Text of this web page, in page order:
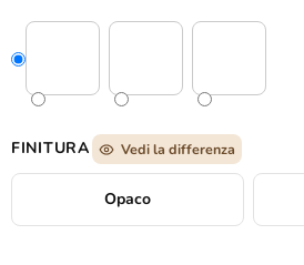
FINITURA Vedi la differenza
Opaco